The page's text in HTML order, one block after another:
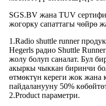
SGS.BV жана TUV
жогорку сапаттагы чөйрө
1.Radio shuttle runner
Hegerls радио Shuttle
жолу болуп саналат. Бул
акыркы чыккан биринчи
өтмөктүн кереги жок жана
пайдаланууну 50%
2.Product параметри.